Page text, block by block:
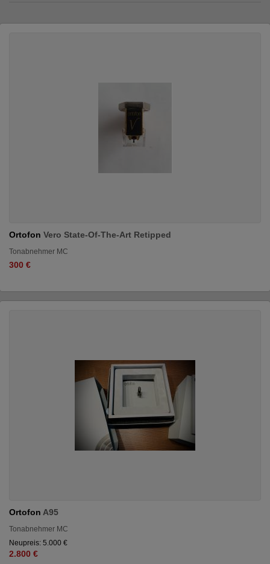
Ortofon Vero State-Of-The-Art Retipped
Tonabnehmer MC
300 €
Ortofon A95
Tonabnehmer MC
Neupreis: 5.000 €
2.800 €